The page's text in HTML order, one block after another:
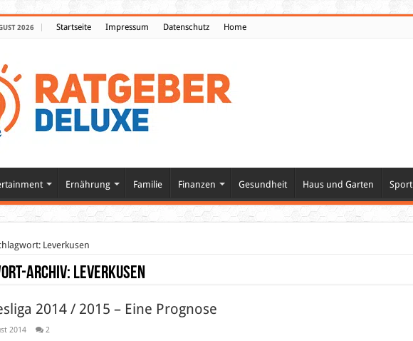
2026 Startseite Impressum Datenschutz Home
Ernährung Familie Finanzen Gesundheit Haus und Garten Sport
Leverkusen
Archiv: Leverkusen
2014 / 2015 – Eine Prognose
2014 2